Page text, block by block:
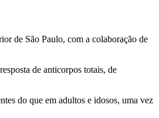
de São Paulo, com a colaboração de
de anticorpos totais, de
do que em adultos e idosos, uma vez